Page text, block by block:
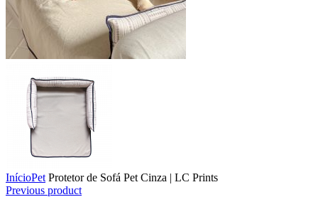
InícioPet Protetor de Sofá Pet Cinza | LC Prints
Previous product